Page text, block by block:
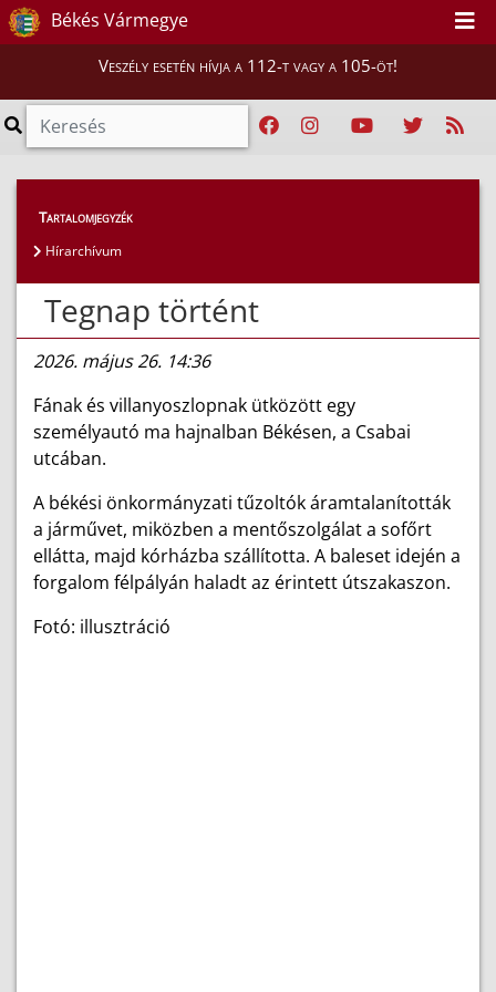
Békés Vármegye
Veszély esetén hívja a 112-t vagy a 105-öt!
Híreink > Hírek
Tartalomjegyzék
Hírarchívum
Tegnap történt
2026. május 26. 14:36
Fának és villanyoszlopnak ütközött egy
személyautó ma hajnalban Békésen, a Csabai
utcában.
A békési önkormányzati tűzoltók áramtalanították
a járművet, miközben a mentőszolgálat a sofőrt
ellátta, majd kórházba szállította. A baleset idején a
forgalom félpályán haladt az érintett útszakaszon.
Fotó: illusztráció